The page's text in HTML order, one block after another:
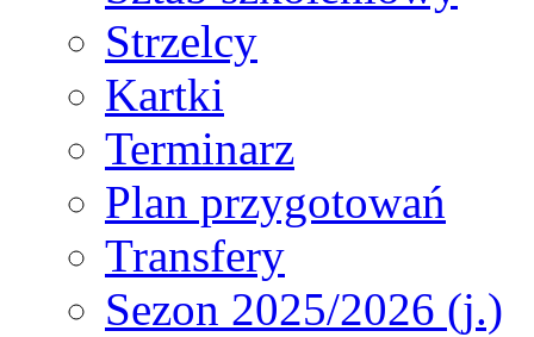
Strzelcy
Kartki
Terminarz
Plan przygotowań
Transfery
Sezon 2025/2026 (j.)